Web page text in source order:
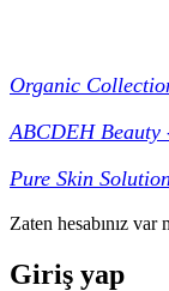
Organic
ABCDEH Beauty
Pure Skin
Zaten hesabınız var
Giriş yap